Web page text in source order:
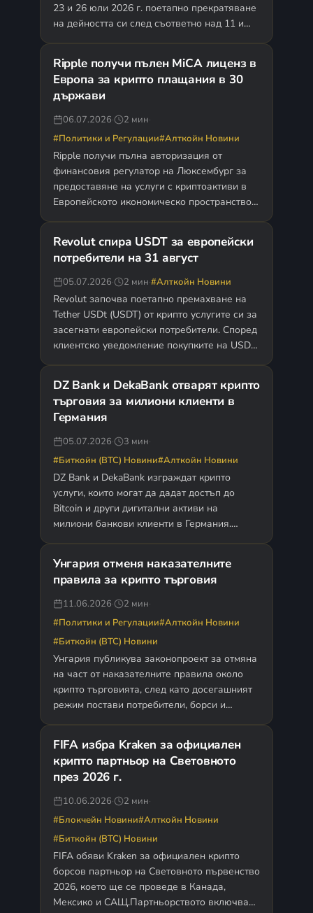
23 и 26 юли 2026 г. поетапно прекратяване
на дейността си след съответно над 11 и
Ripple получи пълен MiCA лиценз в
Европа за крипто плащания в 30
държави
06.07.2026· 2 мин·
#Политики и Регулации#Алткойн Новини
Ripple получи пълна авторизация от
финансовия регулатор на Люксембург за
предоставяне на услуги с криптоактиви в
Европейското икономическо пространство.
Revolut спира USDT за европейски
потребители на 31 август
05.07.2026· 2 мин·#Алткойн Новини
Revolut започва поетапно премахване на
Tether USDt (USDT) от крипто услугите си за
засегнати европейски потребители. Според
клиентско уведомление покупките на USDT
DZ Bank и DekaBank отварят крипто
търговия за милиони клиенти в
Германия
05.07.2026· 3 мин·
#Биткойн (BTC) Новини#Алткойн Новини
DZ Bank и DekaBank изграждат крипто
услуги, които могат да дадат достъп до
Bitcoin и други дигитални активи на
милиони банкови клиенти в Германия.
Унгария отменя наказателните
правила за крипто търговия
11.06.2026· 2 мин·
#Политики и Регулации#Алткойн Новини
#Биткойн (BTC) Новини
Унгария публикува законопроект за отмяна
на част от наказателните правила около
крипто търговията, след като досегашният
режим постави потребители, борси и
FIFA избра Kraken за официален
крипто партньор на Световното
през 2026 г.
10.06.2026· 2 мин·
#Блокчейн Новини#Алткойн Новини
#Биткойн (BTC) Новини
FIFA обяви Kraken за официален крипто
борсов партньор на Световното първенство
2026, което ще се проведе в Канада,
Мексико и САЩ.Партньорството включва